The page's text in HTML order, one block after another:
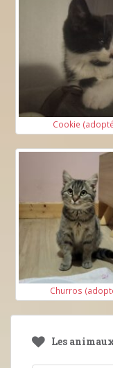
Cookie
Churros
Les